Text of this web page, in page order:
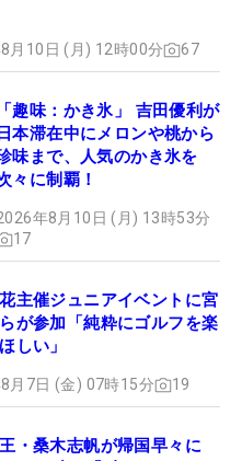
月10日 (月) 12時00分 67
「趣味：かき氷」 吉田優利が
日本滞在中にメロンや桃から
味まで、人気のかき氷を
々に制覇！
年8月10日 (月) 13時53分
17
主催ジュニアイベントに宮
が参加「純粋にゴルフを楽
しい」
月7日 (金) 07時15分 19
・桑木志帆が帰国早々に